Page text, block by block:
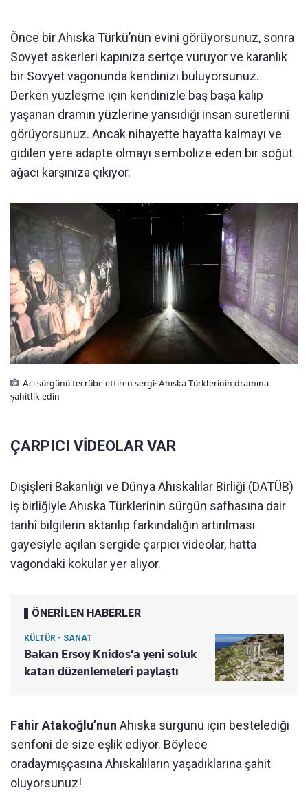
Önce bir Ahıska Türkü’nün evini görüyorsunuz, sonra
Sovyet askerleri kapınıza sertçe vuruyor ve karanlık
bir Sovyet vagonunda kendinizi buluyorsunuz.
Derken yüzleşme için kendinizle baş başa kalıp
yaşanan dramın yüzlerine yansıdığı insan suretlerini
görüyorsunuz. Ancak nihayette hayatta kalmayı ve
gidilen yere adapte olmayı sembolize eden bir söğüt
ağacı karşınıza çıkıyor.
Acı sürgünü tecrübe ettiren sergi: Ahıska Türklerinin dramına
şahitlik edin
ÇARPICI VİDEOLAR VAR
Dışişleri Bakanlığı ve Dünya Ahıskalılar Birliği (DATÜB)
iş birliğiyle Ahıska Türklerinin sürgün safhasına dair
tarihî bilgilerin aktarılıp farkındalığın artırılması
gayesiyle açılan sergide çarpıcı videolar, hatta
vagondaki kokular yer alıyor.
ÖNERİLEN HABERLER
KÜLTÜR - SANAT
Bakan Ersoy Knidos’a yeni soluk
katan düzenlemeleri paylaştı
Fahir Atakoğlu’nun Ahıska sürgünü için bestelediği
senfoni de size eşlik ediyor. Böylece
oradaymışçasına Ahıskalıların yaşadıklarına şahit
oluyorsunuz!